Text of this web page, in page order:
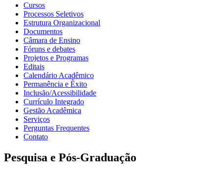
Cursos
Processos Seletivos
Estrutura Organizacional
Documentos
Câmara de Ensino
Fóruns e debates
Projetos e Programas
Editais
Calendário Acadêmico
Permanência e Êxito
Inclusão/Acessibilidade
Currículo Integrado
Gestão Acadêmica
Serviços
Perguntas Frequentes
Contato
Pesquisa e Pós-Graduação